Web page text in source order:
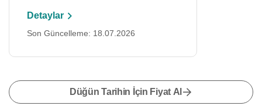
Detaylar
Son Güncelleme: 18.07.2026
Düğün Tarihin İçin Fiyat Al